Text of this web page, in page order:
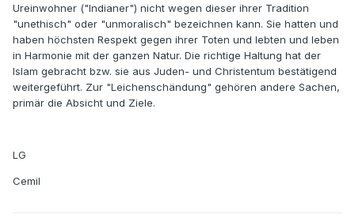
Ureinwohner ("Indianer") nicht wegen dieser ihrer Tradition
"unethisch" oder "unmoralisch" bezeichnen kann. Sie hatten und
haben höchsten Respekt gegen ihrer Toten und lebten und leben
in Harmonie mit der ganzen Natur. Die richtige Haltung hat der
Islam gebracht bzw. sie aus Juden- und Christentum bestätigend
weitergeführt. Zur "Leichenschändung" gehören andere Sachen,
primär die Absicht und Ziele.
LG
Cemil